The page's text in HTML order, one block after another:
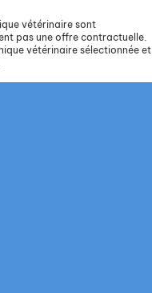
vétérinaire sont
pas une offre contractuelle.
vétérinaire sélectionnée et